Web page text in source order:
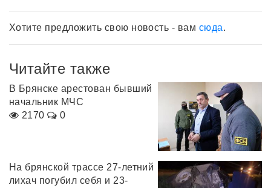
Хотите предложить свою новость - вам сюда.
Читайте также
В Брянске арестован бывший
начальник МЧС
2170
0
На брянской трассе 27-летний
лихач погубил себя и 23-